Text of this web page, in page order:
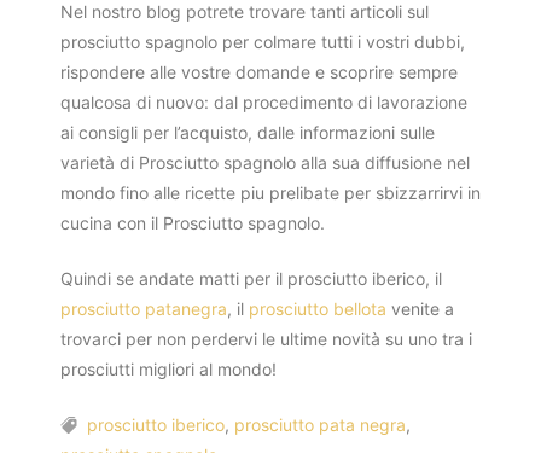
Nel nostro blog potrete trovare tanti articoli sul
prosciutto spagnolo per colmare tutti i vostri dubbi,
rispondere alle vostre domande e scoprire sempre
qualcosa di nuovo: dal procedimento di lavorazione
ai consigli per l’acquisto, dalle informazioni sulle
varietà di Prosciutto spagnolo alla sua diffusione nel
mondo fino alle ricette piu prelibate per sbizzarrirvi in
cucina con il Prosciutto spagnolo.
Quindi se andate matti per il prosciutto iberico, il
prosciutto patanegra, il prosciutto bellota venite a
trovarci per non perdervi le ultime novità su uno tra i
prosciutti migliori al mondo!
Tags
prosciutto iberico, prosciutto pata negra,